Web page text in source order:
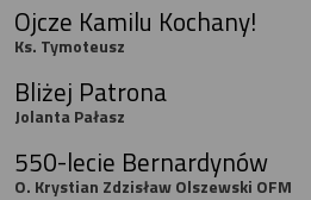
Ojcze Kamilu Kochany!
Ks. Tymoteusz
Bliżej Patrona
Jolanta Pałasz
550-lecie Bernardynów
O. Krystian Zdzisław Olszewski OFM